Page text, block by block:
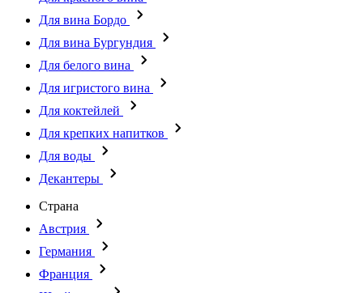
Для вина Бордо
Для вина Бургундия
Для белого вина
Для игристого вина
Для коктейлей
Для крепких напитков
Для воды
Декантеры
Страна
Австрия
Германия
Франция